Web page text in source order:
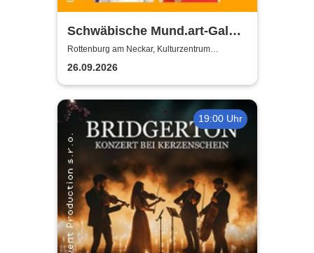
Schwäbische Mund.art-Gala -
Blaupreisträger*innen von
2002 bis 2025
Rottenburg am Neckar, Kulturzentrum
Zehntscheuer
26.09.2026
19:00 Uhr